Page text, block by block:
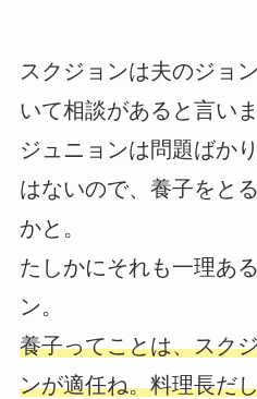
スクジョンは夫のジョ
いて相談があると言いま
ジュニョンは問題ばか
はないので、養子をと
かと。
たしかにそれも一理あ
ン。
養子ってことは、スク
ンが適任ね。料理長だ